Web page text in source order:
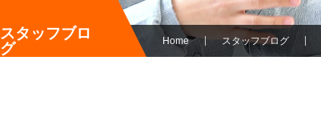
スタッフブロ
グ
Home スタッフブログ